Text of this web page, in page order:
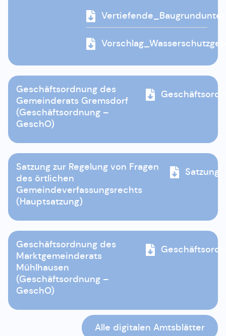
Geschäftsordnung des
Gemeinderats Gremsdorf
(Geschäftsordnung –
GeschO)
Satzung zur Regelung von Fragen
des örtlichen
Gemeindeverfassungsrechts
(Hauptsatzung)
Satzung
Geschäftsordnung des
Marktgemeinderats
Mühlhausen
(Geschäftsordnung –
GeschO)
Alle digitalen Amtsblätter